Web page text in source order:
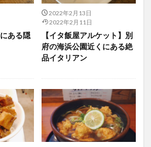
ある隠
2022年2月13日
2022年2月11日
【イタ飯屋アルケット】別
府の海浜公園近くにある絶
品イタリアン
自転車 臼杵市
茶碗蒸し 蕎麦
複合公共施設 観光
観光スポット
豊後大野市
豊後高田市
閉店 閉院 開店
開店閉店
開院 韓国
韓国料理
飲み物 高崎山 鰻